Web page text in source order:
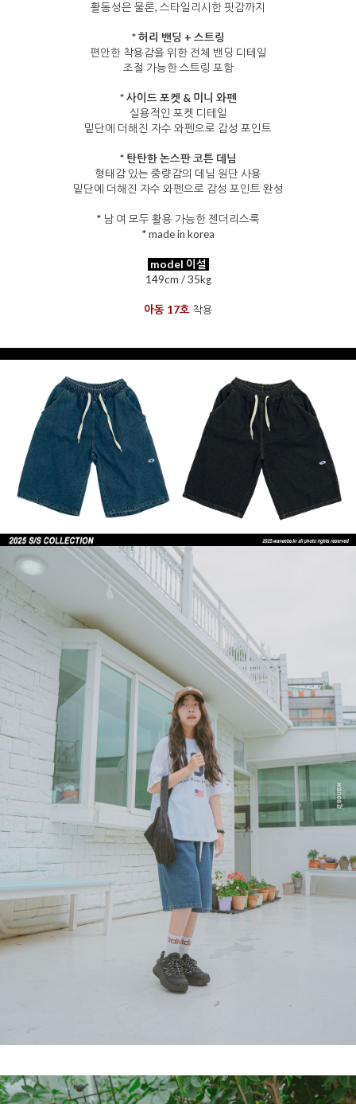
활동성은 물론, 스타일리시한 핏감까지
* 허리 밴딩 + 스트링
편안한 착용감을 위한 전체 밴딩 디테일
조절 가능한 스트링 포함
* 사이드 포켓 & 미니 와펜
실용적인 포켓 디테일
밑단에 더해진 자수 와펜으로 감성 포인트
* 탄탄한 논스판 코튼 데님
형태감 있는 중량감의 데님 원단 사용
밑단에 더해진 자수 와펜으로 감성 포인트 완성
* 남 여 모두 활용 가능한 젠더리스룩
* made in korea
model 이설
149cm / 35kg
아동 17호착용